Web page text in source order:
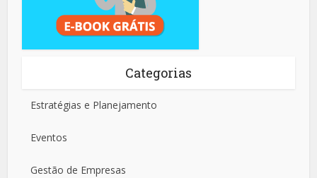
Categorias
Estratégias e Planejamento
Eventos
Gestão de Empresas